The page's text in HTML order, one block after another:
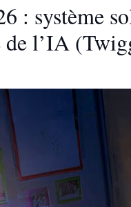
: système
de l’IA